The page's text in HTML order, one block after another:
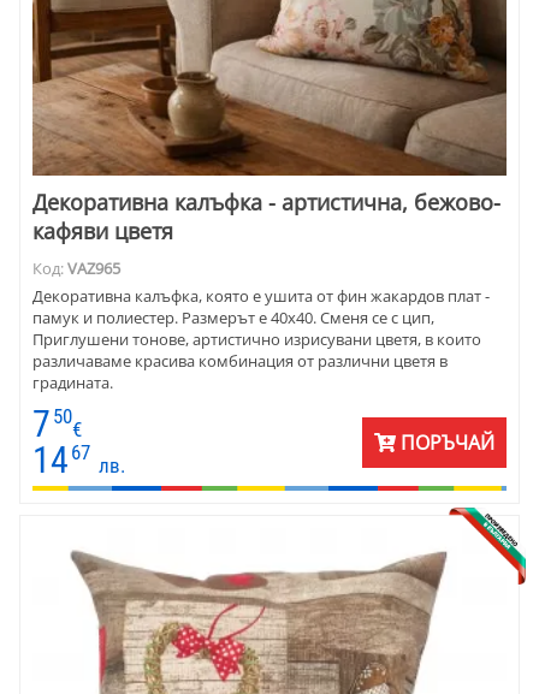
Декоративна калъфка - артистична, бежово-
кафяви цветя
Код:VAZ965
Декоративна калъфка, която е ушита от фин жакардов плат -
памук и полиестер. Размерът е 40х40. Сменя се с цип,
Приглушени тонове, артистично изрисувани цветя, в които
различаваме красива комбинация от различни цветя в
градината.
7 50
€
14 67
лв.
ПОРЪЧАЙ